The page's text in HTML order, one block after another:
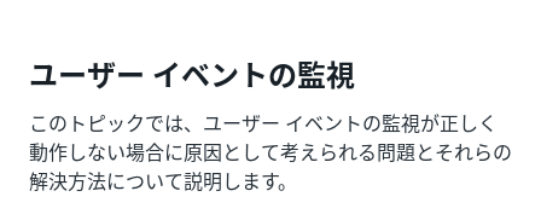
ユーザー イベントの監視
このトピックでは、ユーザー イベントの監視が正しく
動作しない場合に原因として考えられる問題とそれらの
解決方法について説明します。